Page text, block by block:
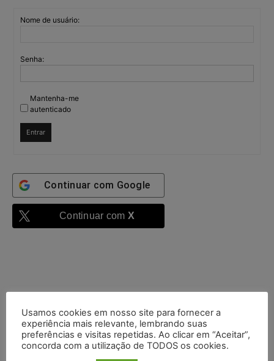
Nome de usuário:
Senha:
Mantenha-me
autenticado
Entrar
Continuar com Google
Continuar com X
Usamos cookies em nosso site para fornecer a
experiência mais relevante, lembrando suas
preferências e visitas repetidas. Ao clicar em “Aceitar”,
concorda com a utilização de TODOS os cookies.